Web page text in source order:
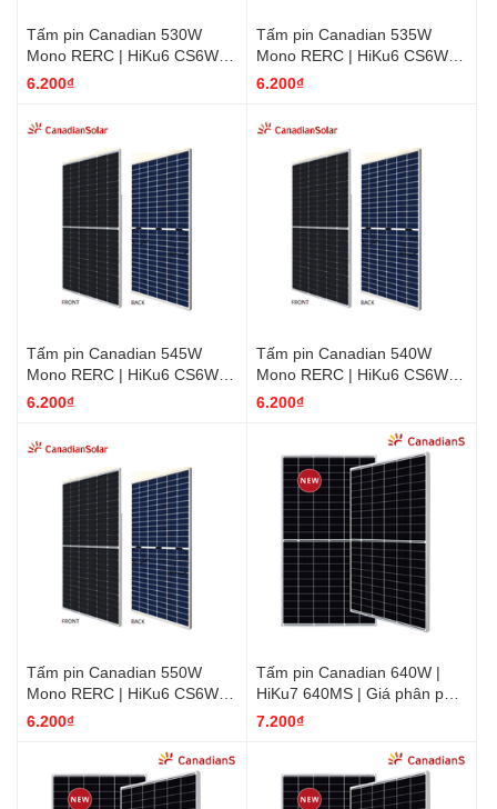
Tấm pin Canadian 530W
Mono RERC | HiKu6 CS6W-
530MS | Giá phân phối rẻ
6.200₫
Tấm pin Canadian 535W
Mono RERC | HiKu6 CS6W-
535MS | Giá phân phối rẻ
6.200₫
Tấm pin Canadian 545W
Mono RERC | HiKu6 CS6W-
545MS | Giá phân phối rẻ
6.200₫
Tấm pin Canadian 540W
Mono RERC | HiKu6 CS6W-
540MS | Giá phân phối rẻ
6.200₫
Tấm pin Canadian 550W
Mono RERC | HiKu6 CS6W-
550MS | Giá phân phối rẻ
6.200₫
Tấm pin Canadian 640W |
HiKu7 640MS | Giá phân phối
rẻ nhất
7.200₫